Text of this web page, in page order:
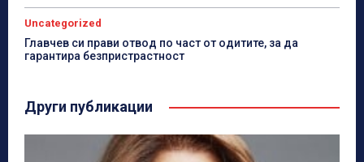
Uncategorized
Главчев си прави отвод по част от одитите, за да
гарантира безпристрастност
Други публикации